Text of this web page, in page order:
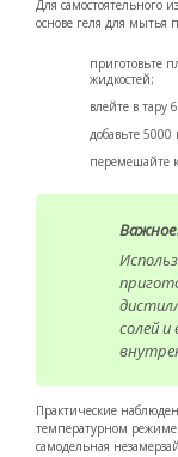
Для самостоятельного
основе геля для мытья
приготовьте
жидкостей;
влейте в тару
добавьте
перемешайте
солей и
Практические
температурном режиме
самодельная